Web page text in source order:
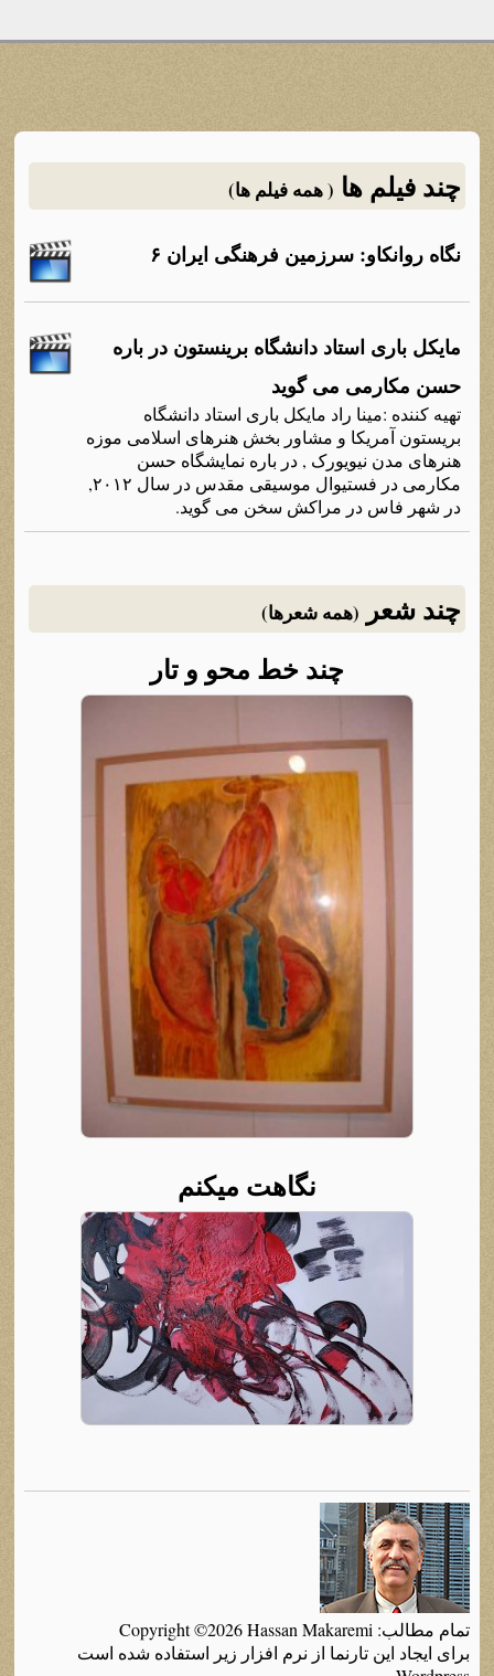
چند فیلم ها ( همه فیلم ها)
نگاه روانکاو: سرزمین فرهنگی ایران ۶
مایکل باری استاد دانشگاه برینستون در باره
حسن مکارمی می گوید
تهیه کننده :مینا راد مایکل باری استاد دانشگاه
بریستون آمریکا و مشاور بخش هنرهای اسلامی موزه
هنرهای مدن نیویورک , در باره نمایشگاه حسن
مکارمی در فستیوال موسیقی مقدس در سال ۲۰۱۲,
در شهر فاس در مراکش سخن می گوید.
چند شعر (همه شعرها)
چند خط محو و تار
نگاهت میکنم
تمام مطالب: Copyright ©2026 Hassan Makaremi
برای ایجاد این تارنما از نرم افزار زیر استفاده شده است